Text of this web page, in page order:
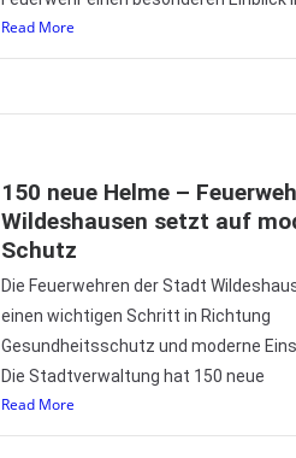
Read More
150 neue Helme –
Wildeshausen setzt auf
Schutz
Die Feuerwehren der Stadt
einen wichtigen Schritt in Richtung
Gesundheitsschutz und moderne
Die Stadtverwaltung hat 150 neue
Read More